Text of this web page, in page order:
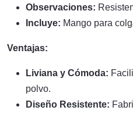
Observaciones:
Incluye: Mango para
Ventajas:
Liviana y Cómoda:
polvo.
Diseño Resistente: